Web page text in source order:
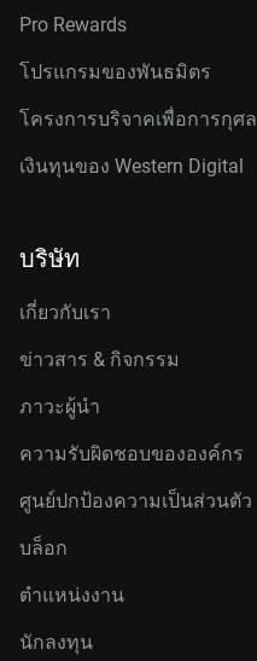
Pro Rewards
โปรแกรมของพันธมิตร
โครงการบริจาคเพื่อการกุศล
เงินทุนของ Western Digital
บริษัท
เกี่ยวกับเรา
ข่าวสาร & กิจกรรม
ภาวะผู้นำ
ความรับผิดชอบขององค์กร
ศูนย์ปกป้องความเป็นส่วนตัว
บล็อก
ตำแหน่งงาน
นักลงทุน